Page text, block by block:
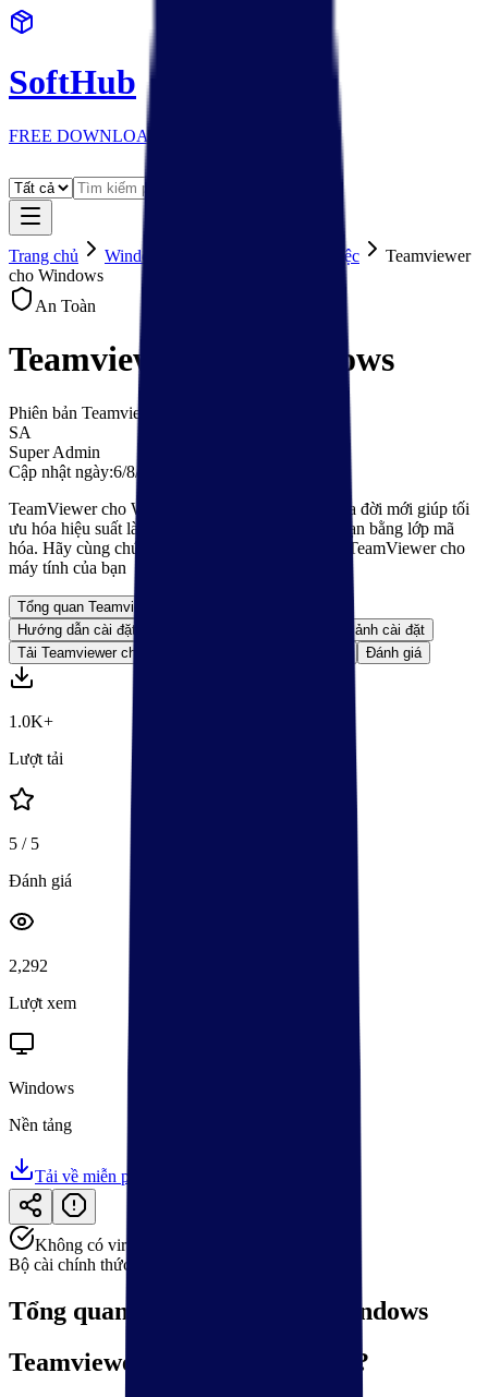
SoftHub
FREE DOWNLOADS
Trang chủ Windows Văn phòng & Làm việc
Teamviewer
cho Windows
An Toàn
Teamviewer cho Windows
Phiên bản Teamviewer
SA
Super Admin
Cập nhật ngày:6/8/2026
TeamViewer cho Windows hỗ trợ điều khiển từ xa đời mới giúp tối
ưu hóa hiệu suất làm việc và bảo vệ dữ liệu của bạn bằng lớp mã
hóa. Hãy cùng chúng tôi tìm hiểu cách tải xuống TeamViewer cho
máy tính của bạn
Tổng quan Teamviewer cho Windows
Hướng dẫn cài đặt Teamviewer cho Windows
Hình ảnh cài đặt
Tải Teamviewer cho Windows
Đánh giá
1.0K+
Lượt tải
5 / 5
Đánh giá
2,292
Lượt xem
Windows
Nền tảng
Tải về miễn phí
Không có virus
Bộ cài chính thức
Tổng quan
Teamviewer cho Windows
Teamviewer cho Windows là gì?